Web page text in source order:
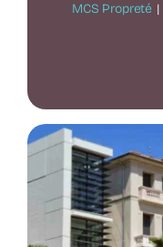
MCS Propreté |